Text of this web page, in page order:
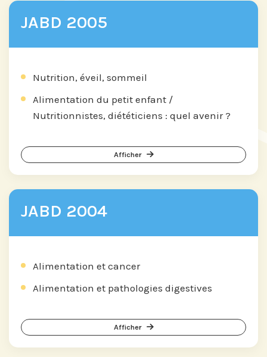
JABD 2005
Nutrition, éveil, sommeil
Alimentation du petit enfant /
Nutritionnistes, diététiciens : quel avenir ?
Afficher
JABD 2004
Alimentation et cancer
Alimentation et pathologies digestives
Afficher